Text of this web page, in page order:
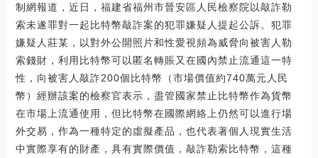
制網報道，近日，福建省福州市晉安區人民檢察院以敲詐勒
索未遂罪對一起比特幣敲詐案的犯罪嫌疑人提起公訴。犯罪
嫌疑人莊某，以對外公開照片和性愛視頻為威脅向被害人勒
索錢財，利用比特幣可以匿名轉賬又在國內禁止流通這一特
性，向被害人敲詐200個比特幣（市場價值約740萬元人民
幣）經辦該案的檢察官表示，盡管國家禁止比特幣作為貨幣
在市場上流通使用，但比特幣在國際網絡上仍然可以進行場
外交易，作為一種特定的虛擬產品，也代表著個人現實生活
中實際享有的財產，具有實際價值，敲詐勒索比特幣，這種